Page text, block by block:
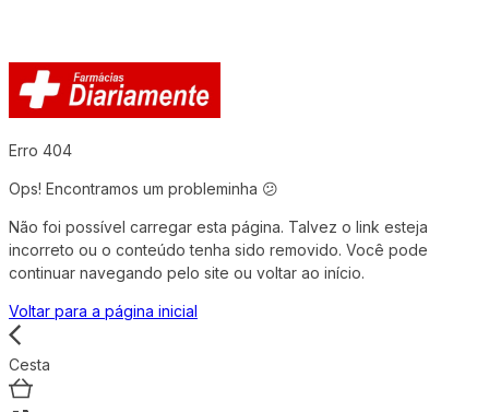
Erro 404
Ops! Encontramos um probleminha 😕
Não foi possível carregar esta página. Talvez o link esteja
incorreto ou o conteúdo tenha sido removido. Você pode
continuar navegando pelo site ou voltar ao início.
Voltar para a página inicial
Cesta